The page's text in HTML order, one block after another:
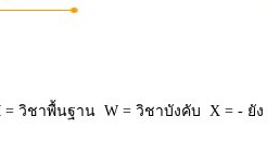
= วิชาพื้นฐาน W = วิชาบังคับ X = - ยัง